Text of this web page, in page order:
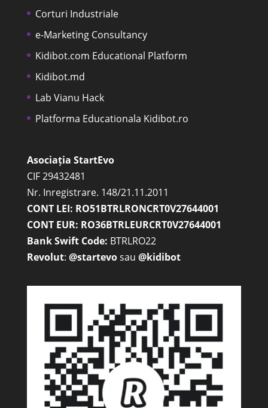
Corturi Industriale
e-Marketing Consultancy
Kidibot.com Educational Platform
Kidibot.md
Lab Vianu Hack
Platforma Educationala Kidibot.ro
Asociația StartEvo
CIF 29432481
Nr. Inregistrare. 148/21.11.2011
CONT LEI: RO51BTRLRONCRT0V27644001
CONT EUR: RO36BTRLEURCRT0V27644001
Bank Swift Code: BTRLRO22
Revolut: @startevosau @kidibot